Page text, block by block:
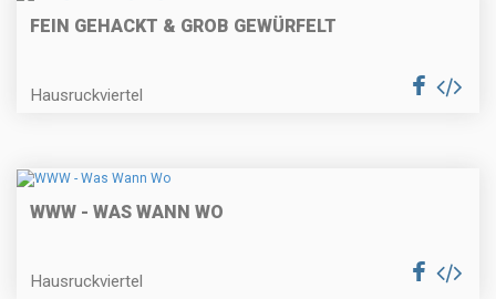
FEIN GEHACKT & GROB GEWÜRFELT
Hausruckviertel
WWW - WAS WANN WO
Hausruckviertel